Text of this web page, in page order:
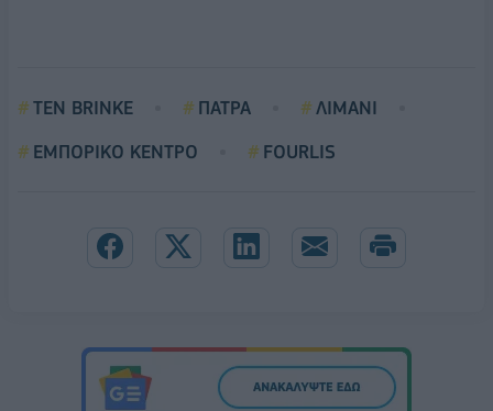
TEN BRINKE ΠΑΤΡΑ
ΛΙΜΑΝΙ
ΕΜΠΟΡΙΚΟ ΚΕΝΤΡΟ
FOURLIS